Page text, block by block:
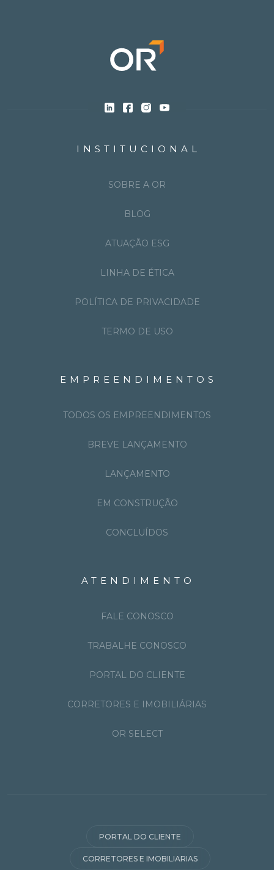
INSTITUCIONAL
SOBRE A OR
BLOG
ATUAÇÃO ESG
LINHA DE ÉTICA
POLÍTICA DE PRIVACIDADE
TERMO DE USO
EMPREENDIMENTOS
TODOS OS EMPREENDIMENTOS
BREVE LANÇAMENTO
LANÇAMENTO
EM CONSTRUÇÃO
CONCLUÍDOS
ATENDIMENTO
FALE CONOSCO
TRABALHE CONOSCO
PORTAL DO CLIENTE
CORRETORES E IMOBILIÁRIAS
OR SELECT
PORTAL DO CLIENTE
CORRETORES E IMOBILIARIAS